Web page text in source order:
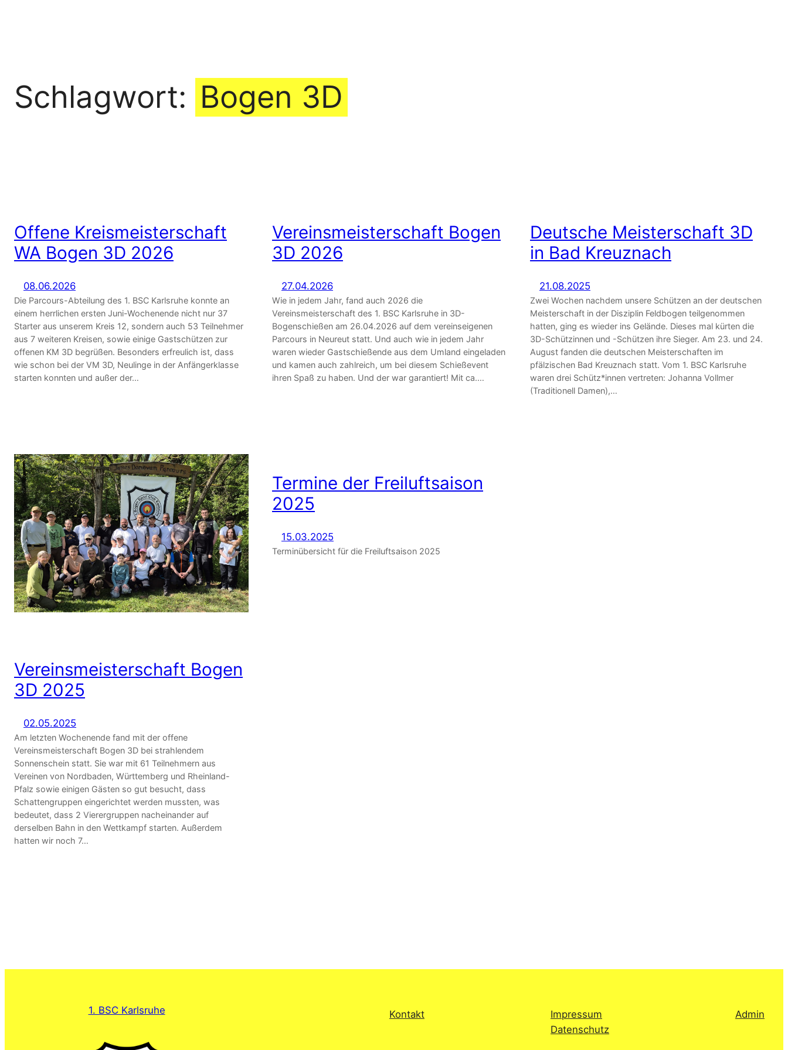
Schlagwort: Bogen 3D
Offene Kreismeisterschaft
WA Bogen 3D 2026
08.06.2026
Die Parcours-Abteilung des 1. BSC Karlsruhe konnte an
einem herrlichen ersten Juni-Wochenende nicht nur 37
Starter aus unserem Kreis 12, sondern auch 53 Teilnehmer
aus 7 weiteren Kreisen, sowie einige Gastschützen zur
offenen KM 3D begrüßen. Besonders erfreulich ist, dass
wie schon bei der VM 3D, Neulinge in der Anfängerklasse
starten konnten und außer der…
Vereinsmeisterschaft Bogen
3D 2026
27.04.2026
Wie in jedem Jahr, fand auch 2026 die
Vereinsmeisterschaft des 1. BSC Karlsruhe in 3D-
Bogenschießen am 26.04.2026 auf dem vereinseigenen
Parcours in Neureut statt. Und auch wie in jedem Jahr
waren wieder Gastschießende aus dem Umland eingeladen
und kamen auch zahlreich, um bei diesem Schießevent
ihren Spaß zu haben. Und der war garantiert! Mit ca.…
Deutsche Meisterschaft 3D
in Bad Kreuznach
21.08.2025
Zwei Wochen nachdem unsere Schützen an der deutschen
Meisterschaft in der Disziplin Feldbogen teilgenommen
hatten, ging es wieder ins Gelände. Dieses mal kürten die
3D-Schützinnen und -Schützen ihre Sieger. Am 23. und 24.
August fanden die deutschen Meisterschaften im
pfälzischen Bad Kreuznach statt. Vom 1. BSC Karlsruhe
waren drei Schütz*innen vertreten: Johanna Vollmer
(Traditionell Damen),…
Vereinsmeisterschaft Bogen
3D 2025
02.05.2025
Am letzten Wochenende fand mit der offene
Vereinsmeisterschaft Bogen 3D bei strahlendem
Sonnenschein statt. Sie war mit 61 Teilnehmern aus
Vereinen von Nordbaden, Württemberg und Rheinland-
Pfalz sowie einigen Gästen so gut besucht, dass
Schattengruppen eingerichtet werden mussten, was
bedeutet, dass 2 Vierergruppen nacheinander auf
derselben Bahn in den Wettkampf starten. Außerdem
hatten wir noch 7…
Termine der Freiluftsaison
2025
15.03.2025
Terminübersicht für die Freiluftsaison 2025
1. BSC Karlsruhe Kontakt
Impressum
Datenschutz
Admin